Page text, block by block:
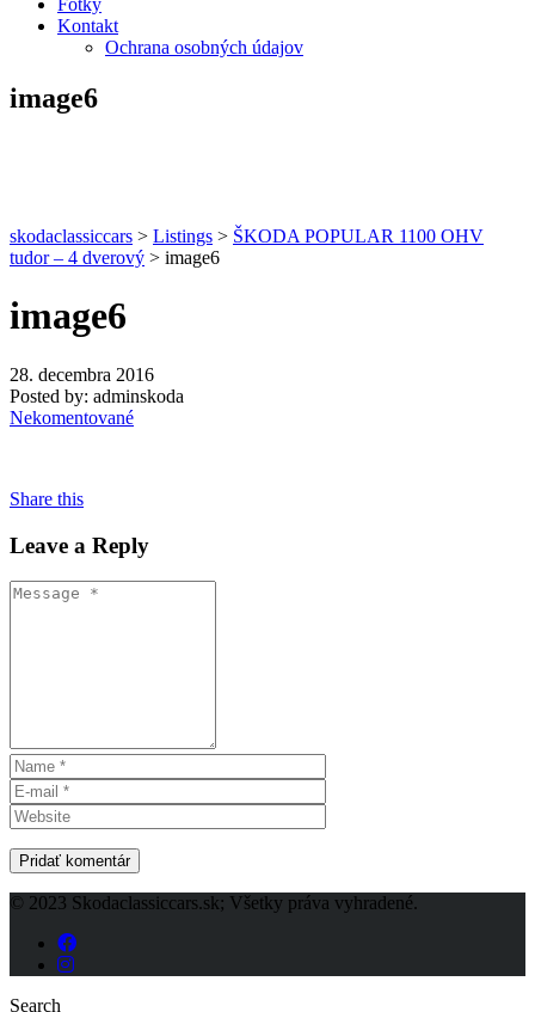
Fotky
Kontakt
Ochrana osobných údajov
image6
skodaclassiccars > Listings > ŠKODA POPULAR 1100 OHV
tudor – 4 dverový > image6
image6
28. decembra 2016
Posted by: adminskoda
Nekomentované
Share this
Leave a Reply
© 2023 Skodaclassiccars.sk; Všetky práva vyhradené.
Search